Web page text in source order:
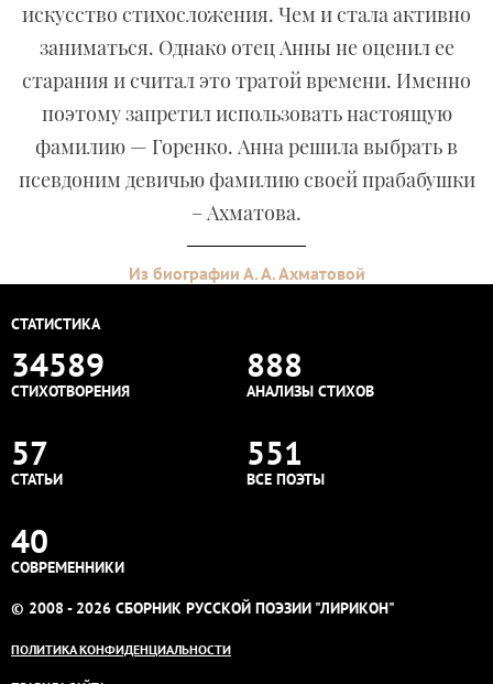
искусство стихосложения. Чем и стала активно
заниматься. Однако отец Анны не оценил ее
старания и считал это тратой времени. Именно
поэтому запретил использовать настоящую
фамилию — Горенко. Анна решила выбрать в
псевдоним девичью фамилию своей прабабушки
– Ахматова.
Из биографии А. А. Ахматовой
СТАТИСТИКА
34589
СТИХОТВОРЕНИЯ
888
АНАЛИЗЫ СТИХОВ
57
СТАТЬИ
551
ВСЕ ПОЭТЫ
40
СОВРЕМЕННИКИ
© 2008 - 2026 СБОРНИК РУССКОЙ ПОЭЗИИ "ЛИРИКОН"
ПОЛИТИКА КОНФИДЕНЦИАЛЬНОСТИ